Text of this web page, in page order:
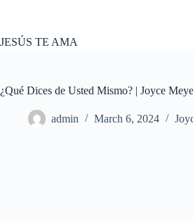
JESÚS TE AMA
¿Qué Dices de Usted Mismo? | Joyce
admin March 6, 2024